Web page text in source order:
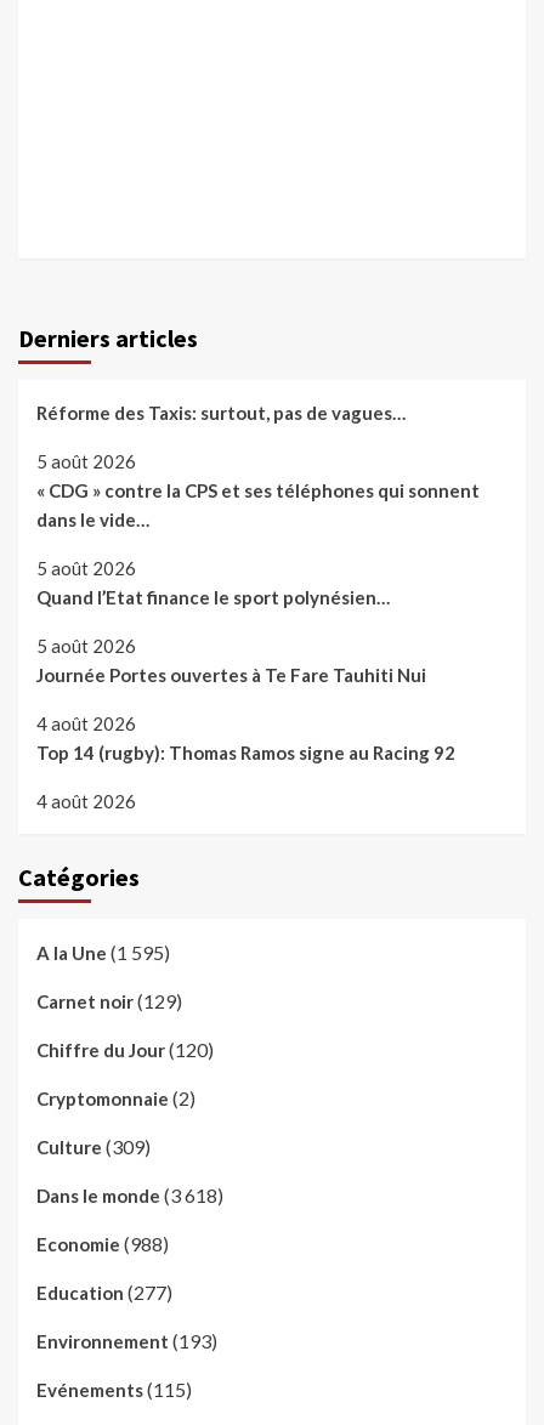
Derniers articles
Réforme des Taxis: surtout, pas de vagues…
5 août 2026
« CDG » contre la CPS et ses téléphones qui sonnent
dans le vide…
5 août 2026
Quand l’Etat finance le sport polynésien…
5 août 2026
Journée Portes ouvertes à Te Fare Tauhiti Nui
4 août 2026
Top 14 (rugby): Thomas Ramos signe au Racing 92
4 août 2026
Catégories
A la Une (1 595)
Carnet noir(129)
Chiffre du Jour(120)
Cryptomonnaie (2)
Culture (309)
Dans le monde (3 618)
Economie (988)
Education (277)
Environnement (193)
Evénements(115)